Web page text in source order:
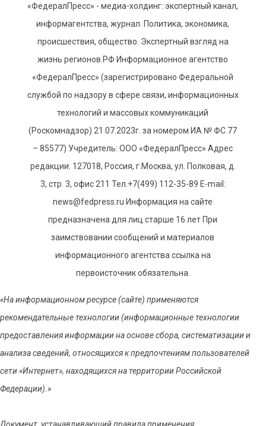
«ФедералПресс» - медиа-холдинг: экспертный канал,
информагентства, журнал. Политика, экономика,
происшествия, общество. Экспертный взгляд на
жизнь регионов РФ Информационное агентство
«ФедералПресс» (зарегистрировано Федеральной
службой по надзору в сфере связи, информационных
технологий и массовых коммуникаций
(Роскомнадзор) 21.07.2023г. за номером ИА № ФС 77
– 85577) Учредитель: ООО «ФедералПресс» Адрес
редакции: 127018, Россия, г.Москва, ул. Полковая, д.
3, стр. 3, офис 211 Тел.+7(499) 112-35-89 E-mail:
news@fedpress.ru Информация на сайте
предназначена для лиц старше 16 лет При
заимствовании сообщений и материалов
информационного агентства ссылка на
первоисточник обязательна.
«На информационном ресурсе (сайте) применяются
рекомендательные технологии (информационные технологии
предоставления информации на основе сбора, систематизации и
анализа сведений, относящихся к предпочтениям пользователей
сети «Интернет», находящихся на территории Российской
Федерации).»
Документ, устанавливающий правила применения